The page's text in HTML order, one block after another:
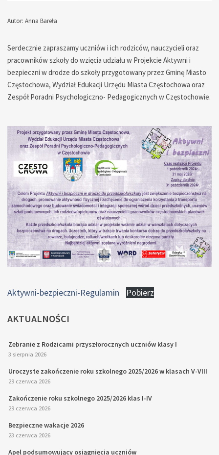
Autor: Anna Bareła
Serdecznie zapraszamy uczniów i ich rodziców, nauczycieli oraz
pracowników szkoły do wzięcia udziału w Projekcie Aktywni i
bezpieczni w drodze do szkoły przygotowany przez Gminę Miasto
Częstochowa, Wydział Edukacji Urzędu Miasta Częstochowa oraz
Zespół Poradni Psychologiczno- Pedagogicznych w Częstochowie.
Aktywni-bezpieczni-Regulamin Pobierz
AKTUALNOŚCI
Zebranie z Rodzicami przyszłorocznych uczniów klasy I
3 sierpnia 2026
Uroczyste zakończenie roku szkolnego 2025/2026 w klasach V-VIII
29 czerwca 2026
Zakończenie roku szkolnego 2025/2026 klas I-IV
29 czerwca 2026
Bezpieczne wakacje 2026
23 czerwca 2026
Apel podsumowujący osiągnięcia uczniów